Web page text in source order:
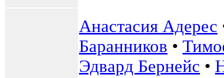
Анастасия Адерес
Баранников •
Эдвард Бернейс •